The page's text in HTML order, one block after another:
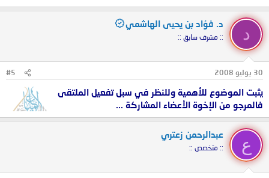
د
د. فؤاد بن يحيى الهاشمي
:: مشرف سابق ::
30 يوليو 2008 #5
يثبت الموضوع للأهمية وللنظر في سبل تفعيل الملتقى
فالمرجو من الإخوة الأعضاء المشاركة ...
ع
عبدالرحمن زعتري
:: متخصص ::